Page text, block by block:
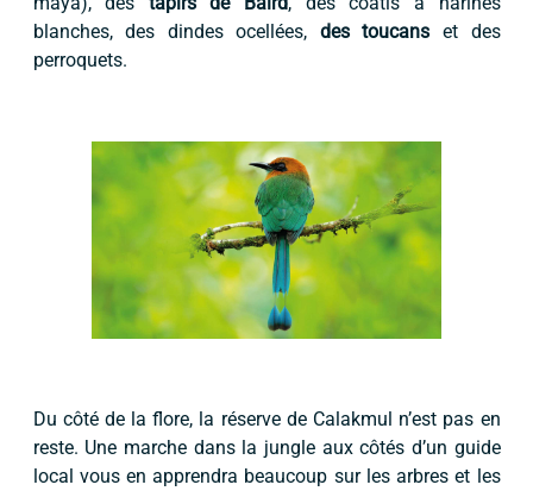
blanches, des dindes ocellées, des toucans et des
perroquets.
Du côté de la flore, la réserve de Calakmul n’est pas en
reste. Une marche dans la jungle aux côtés d’un guide
local vous en apprendra beaucoup sur les arbres et les